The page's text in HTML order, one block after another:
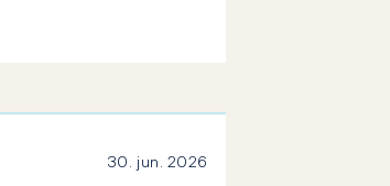
30. jun. 2026